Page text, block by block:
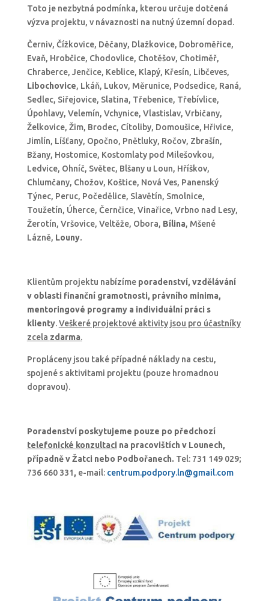
Toto je nezbytná podmínka, kterou určuje dotčená
výzva projektu, v návaznosti na nutný územní dopad.
Černiv, Čížkovice, Děčany, Dlažkovice, Dobroměřice,
Evaň, Hrobčice, Chodovlice, Chotěšov, Chotiměř,
Chraberce, Jenčice, Keblice, Klapý, Křesín, Libčeves,
Libochovice, Lkáň, Lukov, Měrunice, Podsedice, Raná,
Sedlec, Siřejovice, Slatina, Třebenice, Třebívlice,
Úpohlavy, Velemín, Vchynice, Vlastislav, Vrbičany,
Želkovice, Žim, Brodec, Cítoliby, Domoušice, Hřivice,
Jimlín, Líšťany, Opočno, Pnětluky, Ročov, Zbrašín,
Bžany, Hostomice, Kostomlaty pod Milešovkou,
Ledvice, Ohníč, Světec, Blšany u Loun, Hříškov,
Chlumčany, Chožov, Koštice, Nová Ves, Panenský
Týnec, Peruc, Počedělice, Slavětín, Smolnice,
Toužetín, Úherce, Černčice, Vinařice, Vrbno nad Lesy,
Žerotín, Vršovice, Veltěže, Obora, Bílina, Mšené
Lázně, Louny.
Klientům projektu nabízíme poradenství, vzdělávání
v oblasti finanční gramotnosti, právního minima,
mentoringové programy a individuální práci s
klienty.Veškeré projektové aktivity jsou pro účastníky
zcela zdarma.
Propláceny jsou také případné náklady na cestu,
spojené s aktivitami projektu (pouze hromadnou
dopravou).
Poradenství poskytujeme pouze po předchozí
telefonické konzultaci na pracovištích v Lounech,
případně v Žatci nebo Podbořanech. Tel: 731 149 029;
736 660 331, e-mail: centrum.podpory.ln@gmail.com